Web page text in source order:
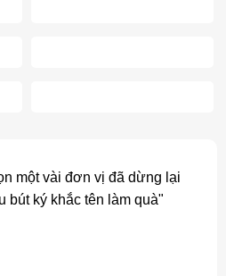
một vài đơn vị đã dừng lại
bút ký khắc tên làm quà"